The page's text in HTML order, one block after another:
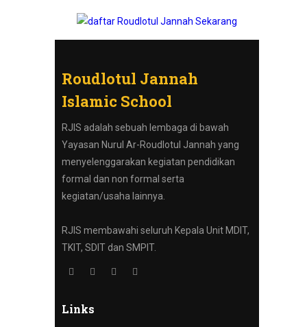
Roudlotul Jannah
Islamic School
RJIS adalah sebuah lembaga di bawah
Yayasan Nurul Ar-Roudlotul Jannah yang
menyelenggarakan kegiatan pendidikan
formal dan non formal serta
kegiatan/usaha lainnya.
RJIS membawahi seluruh Kepala Unit MDIT,
TKIT, SDIT dan SMPIT.
Links